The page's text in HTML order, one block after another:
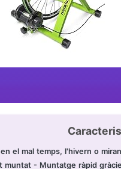
el mal temps, l'hivern o
muntat - Muntatge ràpid